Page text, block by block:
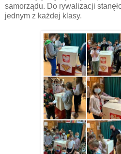
samorządu. Do rywalizacji
jednym z każdej klasy.